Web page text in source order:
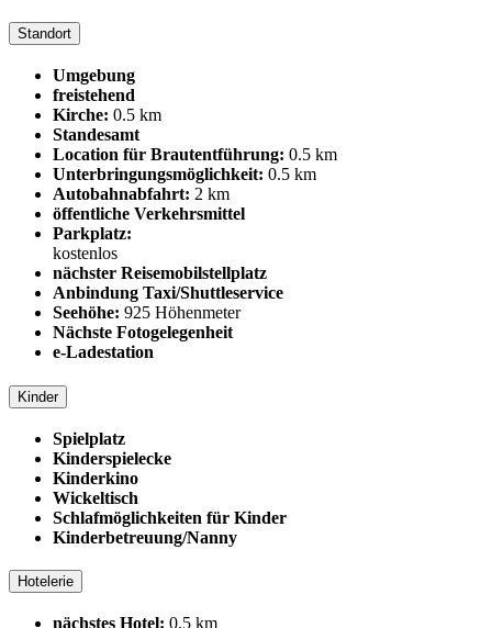
Standort
Umgebung
freistehend
Kirche: 0.5 km
Standesamt
Location für Brautentführung: 0.5 km
Unterbringungsmöglichkeit: 0.5 km
Autobahnabfahrt: 2 km
öffentliche Verkehrsmittel
Parkplatz:
kostenlos
nächster Reisemobilstellplatz
Anbindung Taxi/Shuttleservice
Seehöhe: 925 Höhenmeter
Nächste Fotogelegenheit
e-Ladestation
Kinder
Spielplatz
Kinderspielecke
Kinderkino
Wickeltisch
Schlafmöglichkeiten für Kinder
Kinderbetreuung/Nanny
Hotelerie
nächstes Hotel: 0.5 km